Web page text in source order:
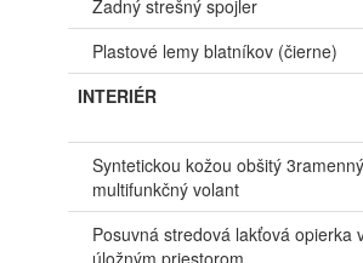
Zadný strešný spojler
Plastové lemy blatníkov (čierne)
INTERIÉR
Syntetickou kožou obšitý 3ramenný
multifunkčný volant
Posuvná stredová lakťová opierka
úložným priestorom